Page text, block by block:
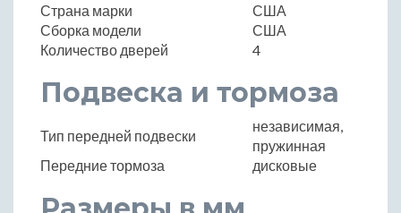
Страна марки
США
Сборка модели
США
Количество дверей
4
Подвеска и тормоза
Тип передней подвески
независимая,
пружинная
Передние тормоза
дисковые